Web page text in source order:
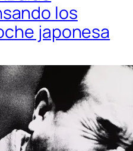
los
japonesa